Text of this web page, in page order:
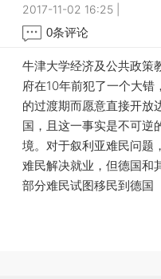
2017-11-02 16:25
0条评论
牛津大学经济及公共政策
府在10年前犯了一个大错
的过渡期而愿意直接开放
国，且这一事实是不可逆
境。对于叙利亚难民问题
难民解决就业，但德国和
部分难民试图移民到德国